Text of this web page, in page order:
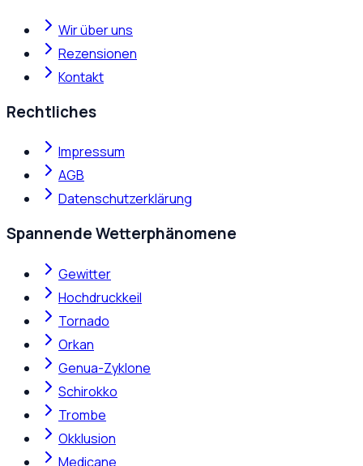
Wir über uns
Rezensionen
Kontakt
Rechtliches
Impressum
AGB
Datenschutzerklärung
Spannende Wetterphänomene
Gewitter
Hochdruckkeil
Tornado
Orkan
Genua-Zyklone
Schirokko
Trombe
Okklusion
Medicane